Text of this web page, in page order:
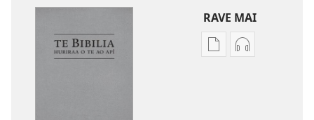
RAVE MAI
No
No